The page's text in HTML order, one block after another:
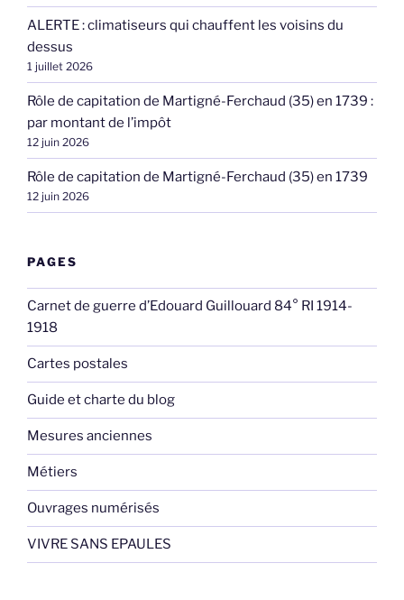
ALERTE : climatiseurs qui chauffent les voisins du
dessus
1 juillet 2026
Rôle de capitation de Martigné-Ferchaud (35) en 1739 :
par montant de l’impôt
12 juin 2026
Rôle de capitation de Martigné-Ferchaud (35) en 1739
12 juin 2026
PAGES
Carnet de guerre d’Edouard Guillouard 84° RI 1914-
1918
Cartes postales
Guide et charte du blog
Mesures anciennes
Métiers
Ouvrages numérisés
VIVRE SANS EPAULES